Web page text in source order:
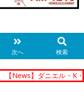
次へ 検索
【News】ダニエル・K・